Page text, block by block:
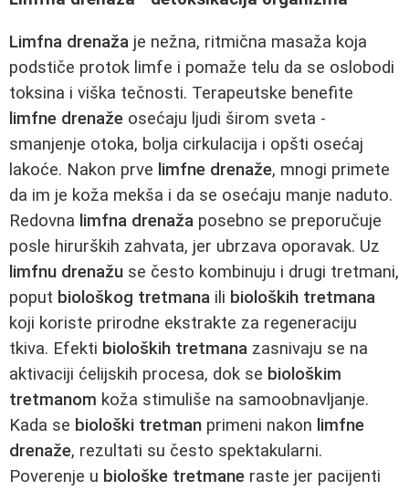
Limfna drenaža je nežna, ritmična masaža koja
podstiče protok limfe i pomaže telu da se oslobodi
toksina i viška tečnosti. Terapeutske benefite
limfne drenaže osećaju ljudi širom sveta -
smanjenje otoka, bolja cirkulacija i opšti osećaj
lakoće. Nakon prve limfne drenaže, mnogi primete
da im je koža mekša i da se osećaju manje naduto.
Redovna limfna drenaža posebno se preporučuje
posle hirurških zahvata, jer ubrzava oporavak. Uz
limfnu drenažu se često kombinuju i drugi tretmani,
poput biološkog tretmana ili bioloških tretmana
koji koriste prirodne ekstrakte za regeneraciju
tkiva. Efekti bioloških tretmana zasnivaju se na
aktivaciji ćelijskih procesa, dok se biološkim
tretmanom koža stimuliše na samoobnavljanje.
Kada se biološki tretman primeni nakon limfne
drenaže, rezultati su često spektakularni.
Poverenje u biološke tretmane raste jer pacijenti